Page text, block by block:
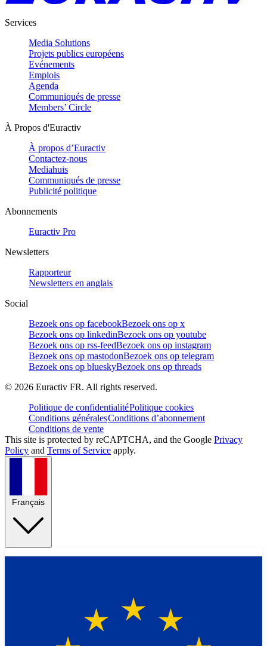
Services
Media Solutions
Projets publics européens
Evénements
Emplois
Agenda
Communiqués de presse
Members’ Circle
À Propos d'Euractiv
À propos d’Euractiv
Contactez-nous
Mediahuis
Communiqués de presse
Publicité politique
Abonnements
Euractiv Pro
Newsletters
Rapporteur
Newsletters en anglais
Social
Bezoek ons op facebookBezoek ons op x
Bezoek ons op linkedinBezoek ons op youtube
Bezoek ons op rss-feedBezoek ons op instagram
Bezoek ons op mastodonBezoek ons op telegram
Bezoek ons op blueskyBezoek ons op threads
© 2026 Euractiv FR. All rights reserved.
Politique de confidentialitéPolitique cookies
Conditions généralesConditions d’abonnement
Conditions de vente
This site is protected by reCAPTCHA, and the Google Privacy
Policy and Terms of Service apply.
Français